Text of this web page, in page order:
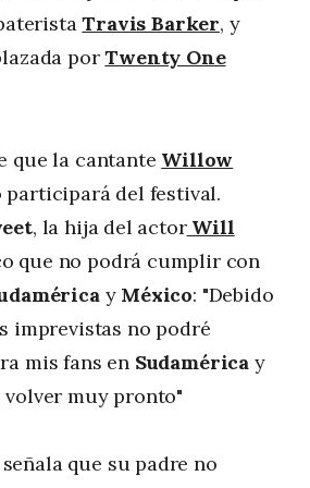
Travis Barker, y
porTwenty One
que la cantante Willow
participará del festival.
, la hija del actorWill
que no podrá cumplir con
y México: "Debido
imprevistas no podré
mis fans en Sudamérica y
volver muy pronto"